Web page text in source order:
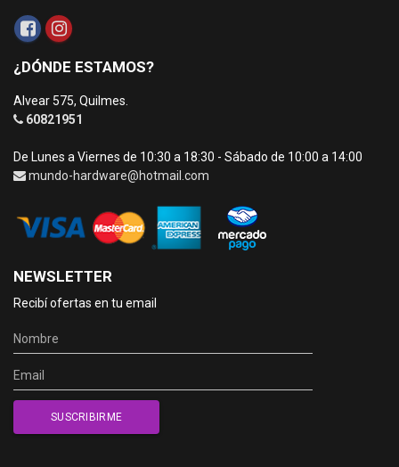
¿DÓNDE ESTAMOS?
Alvear 575, Quilmes.
60821951
De Lunes a Viernes de 10:30 a 18:30 - Sábado de 10:00 a 14:00
mundo-hardware@hotmail.com
NEWSLETTER
Recibí ofertas en tu email